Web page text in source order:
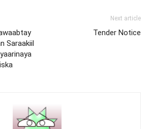
Saraakiil
Next article
Tender Notice